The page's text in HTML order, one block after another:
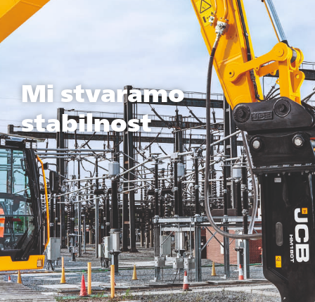
Mi stvaramo
stabilnost